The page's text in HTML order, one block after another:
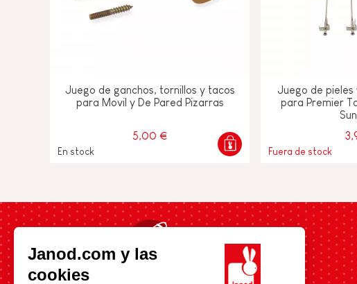
Janod.com y las
cookies
Juego de ganchos, tornillos y tacos
para Movil y De Pared Pizarras
5,00 €
En stock
Juego de pieles
para Premier
Fuera de stock
Envío rápido en 24h